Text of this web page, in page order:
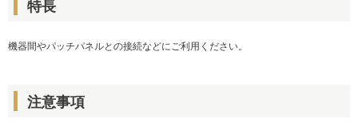
特長
機器間やパッチパネルとの接続などにご利用ください。
注意事項